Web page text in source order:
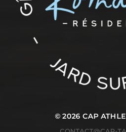
© 2026CAP